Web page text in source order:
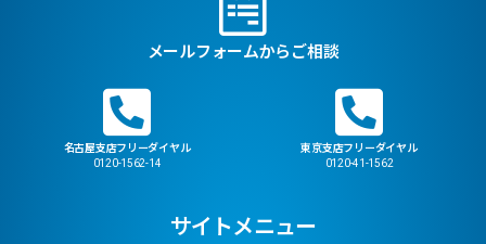
メールフォームからご相談
名古屋支店フリーダイヤル
0120-1562-14
東京支店フリーダイヤル
0120-41-1562
サイトメニュー